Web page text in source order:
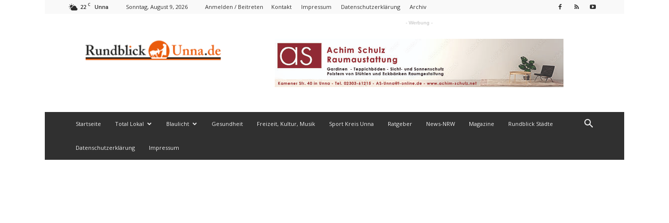
22 C Unna Sonntag, August 9, 2026 Anmelden / Beitreten Kontakt Impressum Datenschutzerklärung Archiv
- Werbung -
Startseite Total Lokal Blaulicht Gesundheit Freizeit, Kultur, Musik Sport Kreis Unna Ratgeber News-NRW Magazine Rundblick Städte
Datenschutzerklärung Impressum